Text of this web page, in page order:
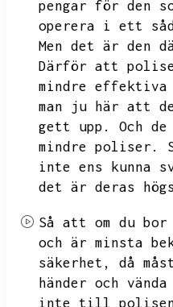
pengar för den
operera i ett
Men det är den
Därför att
mindre effektiva
man ju här att
gett upp.
Och
mindre poliser.
inte ens kunna
det är deras
Så att om du bor
och är minsta
säkerhet,
då
händer och
inte till